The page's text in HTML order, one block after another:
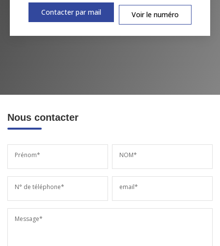
Contacter par mail Voir le numéro
Nous contacter
Prénom* NOM*
N° de téléphone* email*
Message*